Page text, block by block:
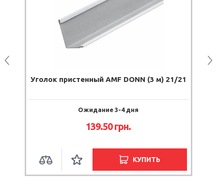
Уголок пристенный AMF DONN (3 м) 21/21
Ожидание 3-4 дня
139.50грн.
КУПИТЬ